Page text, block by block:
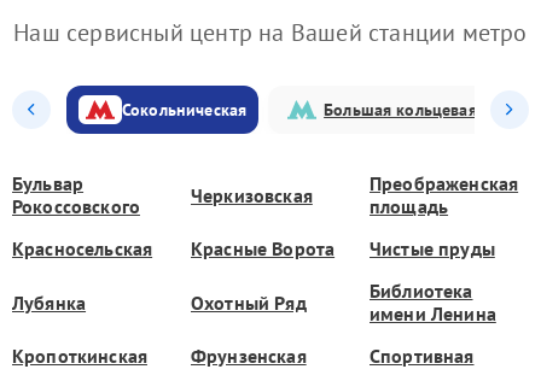
Наш сервисный центр на Вашей станции метро
Сокольническая Большая кольцевая
Бульвар
Рокоссовского
Черкизовская
Преображенская
площадь
Красносельская
Красные Ворота Чистые пруды
Лубянка Охотный Ряд
Библиотека
имени Ленина
Кропоткинская
Фрунзенская Спортивная